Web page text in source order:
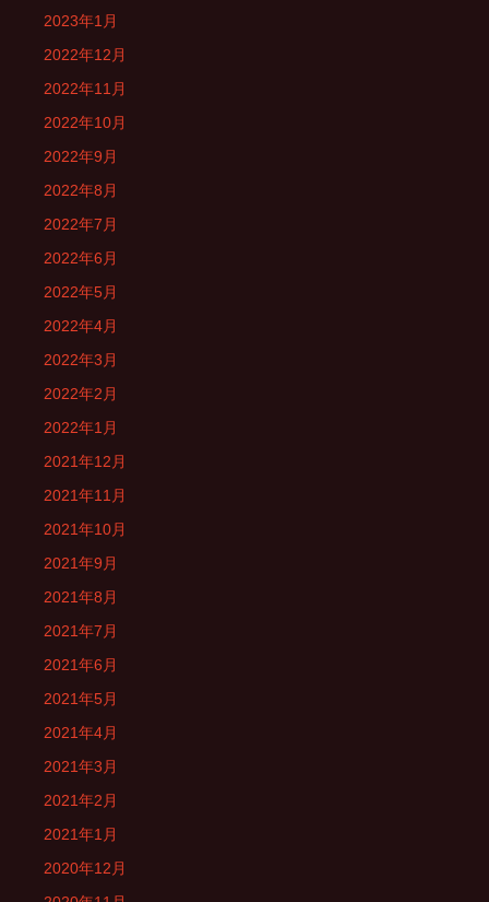
2023年1月
2022年12月
2022年11月
2022年10月
2022年9月
2022年8月
2022年7月
2022年6月
2022年5月
2022年4月
2022年3月
2022年2月
2022年1月
2021年12月
2021年11月
2021年10月
2021年9月
2021年8月
2021年7月
2021年6月
2021年5月
2021年4月
2021年3月
2021年2月
2021年1月
2020年12月